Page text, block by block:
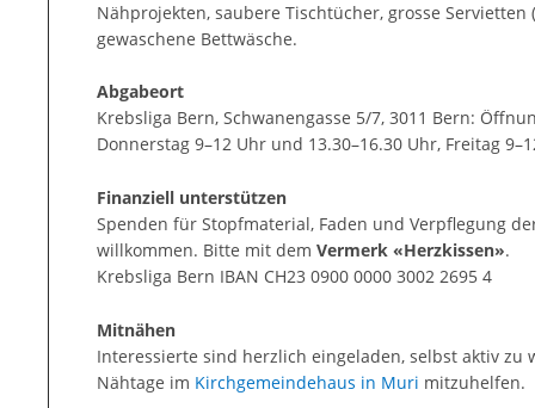
Nähprojekten, saubere Tischtücher, grosse
gewaschene Bettwäsche.
Abgabeort
Krebsliga Bern, Schwanengasse 5/7, 3011 Bern:
Donnerstag 9–12 Uhr und 13.30–16.30 Uhr, Freitag
Finanziell unterstützen
Spenden für Stopfmaterial, Faden und Verpflegung
willkommen. Bitte mit dem Vermerk «Herzkissen».
Krebsliga Bern IBAN CH23 0900 0000 3002 2695 4
Mitnähen
Interessierte sind herzlich eingeladen, selbst aktiv zu
Nähtage im Kirchgemeindehaus in Muri mitzuhelfen.